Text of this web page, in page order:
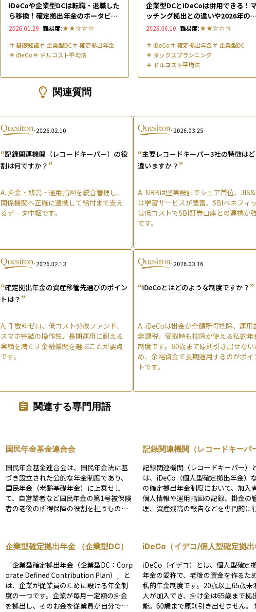
iDeCoや企業型DCは転職・退職した
ら移換！確定拠出年金のポータビリ
ティを解説
2026.01.29 難易度:
＃ 基礎知識＃ 企業型DC＃ 確定拠出年金
＃ iDeCo＃ ドルコスト平均法
企業型DCとiDeCoは併用できる！
ッチング拠出との違いや2026年の法
改正も解説
2026.06.10 難易度:
＃iDeCo＃確定拠出年金＃企業型DC
＃ タックスプランニング
＃ ドルコスト平均法
関連質問
2026.02.10
“記録関連機関（レコードキーパー）の役
割は何ですか？ ”
A. 掛金・残高・運用指図を統合管理し、
関係機関へ正確に連携して給付まで支え
るデータ中枢です。
2026.03.25
“主要レコードキーパー3社の特徴はど
違いますか？ ”
A. NRKは堅実設計でシェア首位、
は学習サービスが豊富、SBIベネフィ
は低コストでSBI証券口座との連携が
です。
2026.02.13
“確定拠出年金の資産移管先選びのポイン
トは？ ”
A. 手数料ゼロ、低コスト分散ファンド、
スマホ完結の操作性、長期運用に耐える
実績を満たす金融機関を選ぶことが要点
です。
2026.03.16
“iDeCoとはどのような制度ですか？ ”
A. iDeCoは掛金が全額所得控除、運用
非課税、受取時も控除が使える私的年
制度です。60歳まで原則引き出せない
め、余裕資金で長期運用するのがポイ
トです。
関連する専門用語
国民年金基金連合会
国民年金基金連合会は、国民年金法に基
づき設立された公的な年金制度であり、
国民年金（老齢基礎年金）に上乗せし
て、自営業者など国民年金の第1号被保険
者の老後の所得保障の役割を担うもので
給を行っています。また、平成14年から
として、規約の作成や掛け金の収納業務
なども行っています。 退職等により加入
していた企業型DCを脱退し、6ヶ月以上
移管の手続きを行わなかった場合、国民
記録関連機関（レコードキーパ
記録関連機関（レコードキーパー）
は、iDeCo（個人型確定拠出年金）
の確定拠出年金制度において、加入
個人情報や運用指図の記録、掛金の
理、資産残高の報告などを専門的に
ーネットなどで自分の資産状況を確
その基盤となるシステムを提供して
す。資産運用の観点では、記録関連
が信頼性の高い情報管理を行うこと
加入者が安心して長期にわたる運用
企業型確定拠出年金 （企業型DC）
「企業型確定拠出年金（企業型DC：Corp
orate Defined Contribution Plan）」と
は、企業が従業員のために設ける年金制
度の一つです。企業が毎月一定額の掛金
を拠出し、そのお金を従業員が自分で運
iDeCo（イデコ/個人型確定拠
iDeCo（イデコ）とは、個人型確定
年金の愛称で、老後の資金を作るた
私的年金制度です。20歳以上65歳未
人が加入でき、掛け金は65歳まで拠
能。60歳まで原則引き出せません。 加入